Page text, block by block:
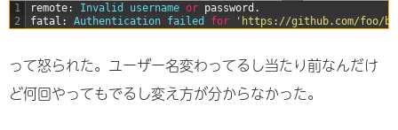
1
2
remote: Invalid username or password .
fatal : Authentication failed for 'https://github.com/foo/
って怒られた。ユーザー名変わってるし当たり前なんだけ
ど何回やってもでるし変え方が分からなかった。